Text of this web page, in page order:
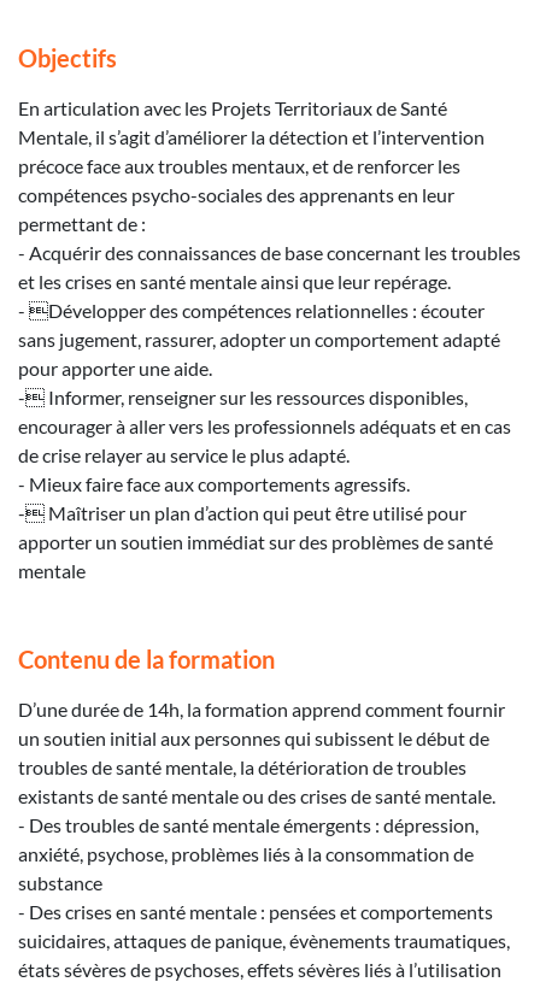
Objectifs
En articulation avec les Projets Territoriaux de Santé
Mentale, il s’agit d’améliorer la détection et l’intervention
précoce face aux troubles mentaux, et de renforcer les
compétences psycho-sociales des apprenants en leur
permettant de :
- Acquérir des connaissances de base concernant les troubles
et les crises en santé mentale ainsi que leur repérage.
- Développer des compétences relationnelles : écouter
sans jugement, rassurer, adopter un comportement adapté
pour apporter une aide.
- Informer, renseigner sur les ressources disponibles,
encourager à aller vers les professionnels adéquats et en cas
de crise relayer au service le plus adapté.
- Mieux faire face aux comportements agressifs.
- Maîtriser un plan d’action qui peut être utilisé pour
apporter un soutien immédiat sur des problèmes de santé
mentale
Contenu de la formation
D’une durée de 14h, la formation apprend comment fournir
un soutien initial aux personnes qui subissent le début de
troubles de santé mentale, la détérioration de troubles
existants de santé mentale ou des crises de santé mentale.
- Des troubles de santé mentale émergents : dépression,
anxiété, psychose, problèmes liés à la consommation de
substance
- Des crises en santé mentale : pensées et comportements
suicidaires, attaques de panique, évènements traumatiques,
états sévères de psychoses, effets sévères liés à l’utilisation